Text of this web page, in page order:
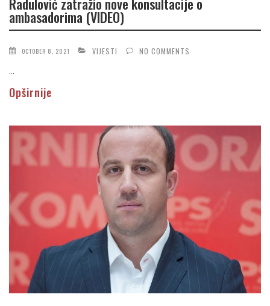
ambasadorima (VIDEO)
OCTOBER 8, 2021 VIJESTI NO COMMENTS
...
Opširnije